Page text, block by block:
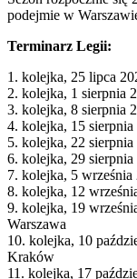
podejmie w
Terminarz Legii:
1. kolejka, 25 lipca
2. kolejka, 1 sierpnia
3. kolejka, 8 sierpnia
4. kolejka, 15
5. kolejka, 22
6. kolejka, 29
7. kolejka, 5
8. kolejka, 12
9. kolejka, 19
Warszawa
10. kolejka, 10
Kraków
11. kolejka, 17